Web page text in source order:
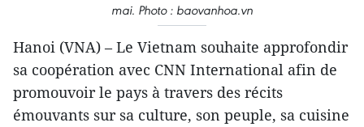
mai. Photo : baovanhoa.vn
Hanoi (VNA) – Le Vietnam souhaite approfondir
sa coopération avec CNN International afin de
promouvoir le pays à travers des récits
émouvants sur sa culture, son peuple, sa cuisine